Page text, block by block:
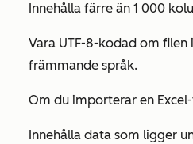
Innehålla färre än 1 000
Vara UTF-8-kodad om
främmande språk.
Om du importerar en
Innehålla data som ligger